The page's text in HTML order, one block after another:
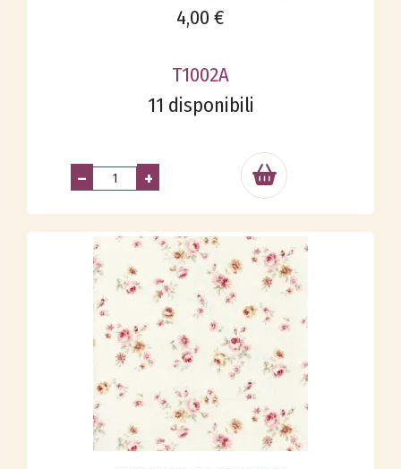
4,00 €
T1002A
11 disponibili
– +